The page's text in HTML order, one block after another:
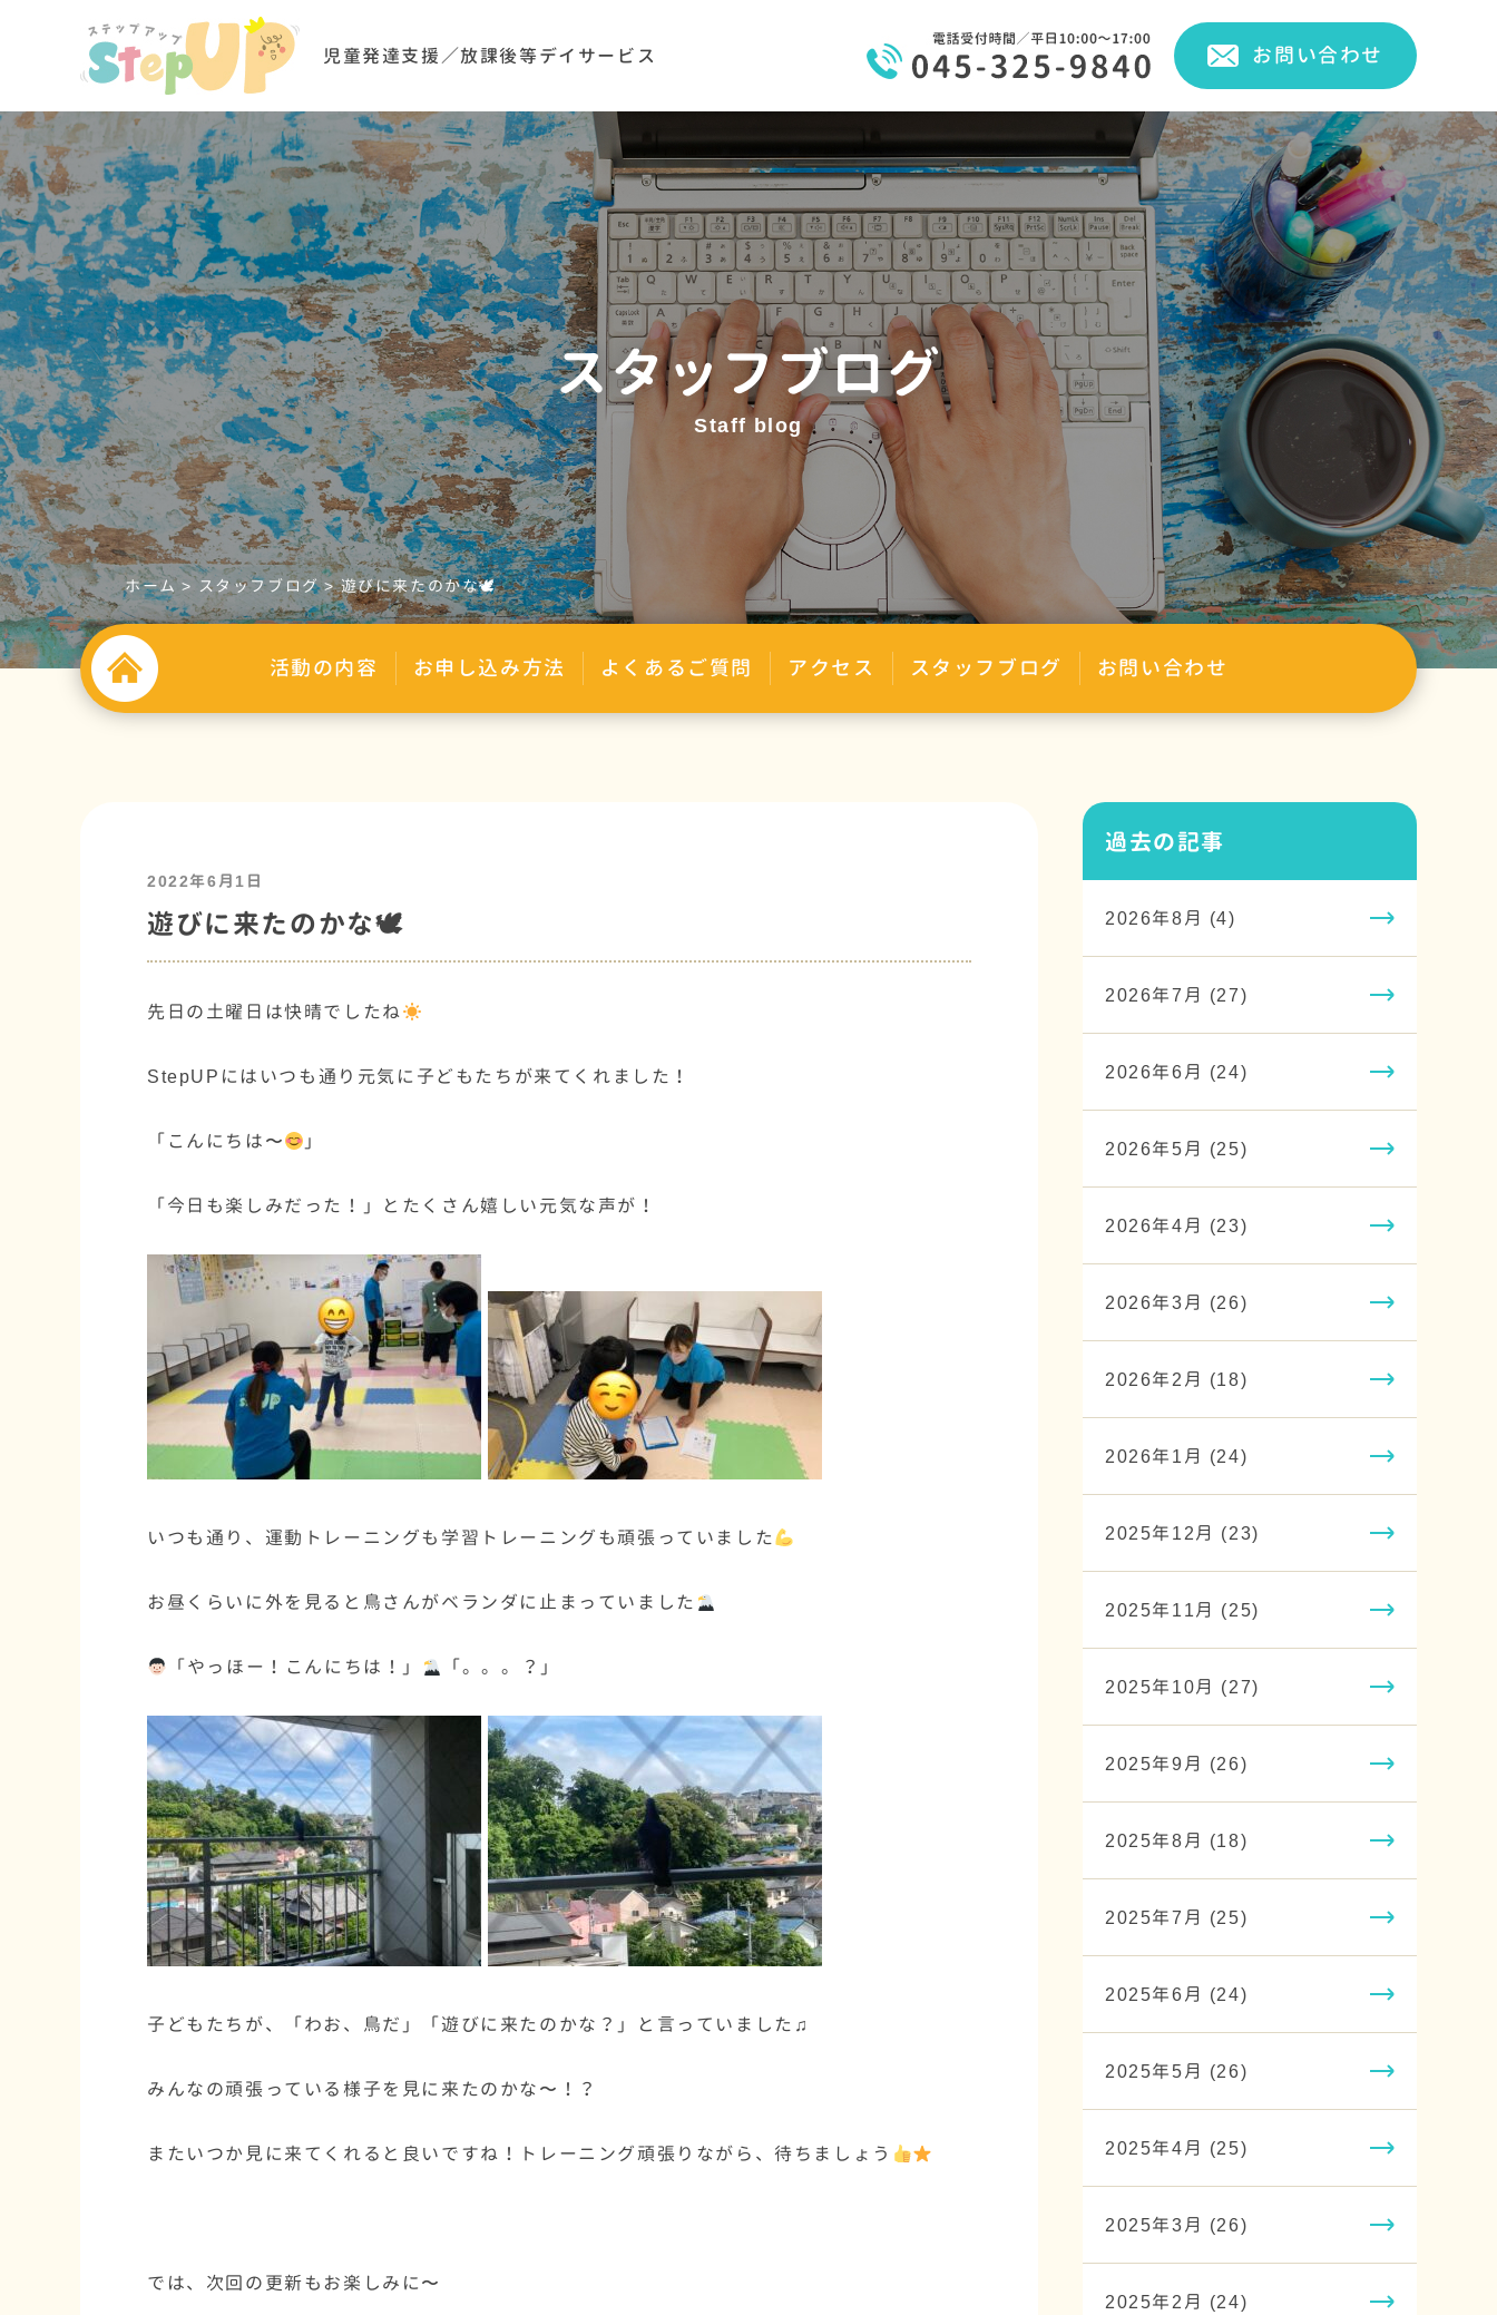
児童発達支援／放課後等デイサービス お問い合わせ
スタッフブログ
Staff blog
ホーム> スタッフブログ>遊びに来たのかな🕊
活動の内容 お申し込み方法 よくあるご質問 アクセス スタッフブログ お問い合わせ
2022年6月1日
遊びに来たのかな🕊
先日の土曜日は快晴でしたね
StepUPにはいつも通り元気に子どもたちが来てくれました！
「こんにちは〜 」
「今日も楽しみだった！」とたくさん嬉しい元気な声が！
いつも通り、運動トレーニングも学習トレーニングも頑張っていました
お昼くらいに外を見ると鳥さんがベランダに止まっていました
「やっほー！こんにちは！」 「。。。？」
子どもたちが、「わお、鳥だ」「遊びに来たのかな？」と言っていました♫
みんなの頑張っている様子を見に来たのかな〜！？
またいつか見に来てくれると良いですね！トレーニング頑張りながら、待ちましょう
では、次回の更新もお楽しみに〜
過去の記事
2026年8月 (4)
2026年7月 (27)
2026年6月 (24)
2026年5月 (25)
2026年4月 (23)
2026年3月 (26)
2026年2月 (18)
2026年1月 (24)
2025年12月 (23)
2025年11月 (25)
2025年10月 (27)
2025年9月 (26)
2025年8月 (18)
2025年7月 (25)
2025年6月 (24)
2025年5月 (26)
2025年4月 (25)
2025年3月 (26)
2025年2月 (24)